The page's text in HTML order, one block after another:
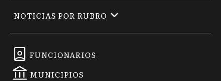
FUNCIONARIOS
MUNICIPIOS
NOTICIAS POR RUBRO